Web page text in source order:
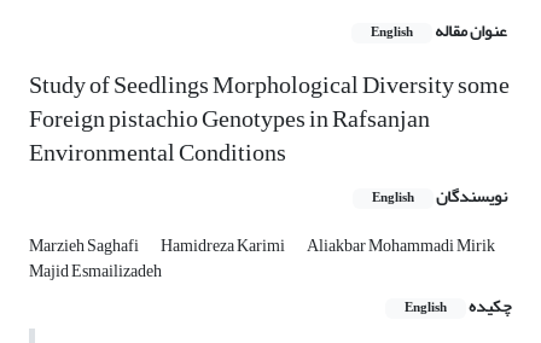
عنوان مقاله English
Study of Seedlings Morphological Diversity some
Foreign pistachio Genotypes in Rafsanjan
Environmental Conditions
نویسندگان English
Marzieh Saghafi Hamidreza Karimi Aliakbar Mohammadi Mirik
Majid Esmailizadeh
چکیده
English